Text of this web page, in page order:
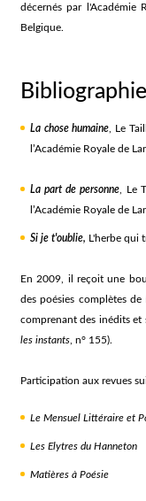
décernés par l'Académie
Belgique.
Bibliographie
La chose humaine , Le
l’Académie Royale de
La part de personne , Le
l’Académie Royale de
Si je t'oublie, L'herbe qui
En 2009, il reçoit une
des poésies complètes
comprenant des inédits
les instants, n° 155).
Participation aux revues
Le Mensuel Littéraire et
Les Elytres du Hanneton
Matières à Poésie